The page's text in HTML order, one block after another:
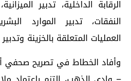
الرقابة الداخلية، تدبير
النفقات، تدبير الموارد
العمليات المتعلقة بالخزينة
وأفاد الخطاط في تصريح صحفي